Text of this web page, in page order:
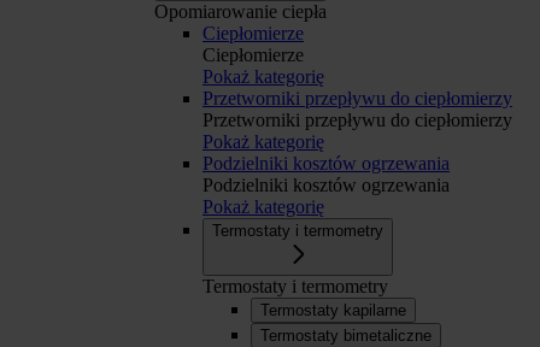
Opomiarowanie ciepła
Ciepłomierze
Ciepłomierze
Pokaż kategorię
Przetworniki przepływu do ciepłomierzy
Przetworniki przepływu do ciepłomierzy
Pokaż kategorię
Podzielniki kosztów ogrzewania
Podzielniki kosztów ogrzewania
Pokaż kategorię
Termostaty i termometry
Termostaty i termometry
Termostaty kapilarne
Termostaty bimetaliczne